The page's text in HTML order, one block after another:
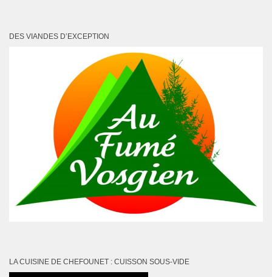
DES VIANDES D’EXCEPTION
LA CUISINE DE CHEFOUNET : CUISSON SOUS-VIDE